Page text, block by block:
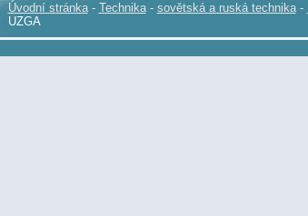
Úvodní stránka - Technika - sovětská a ruská technika -
UZGA